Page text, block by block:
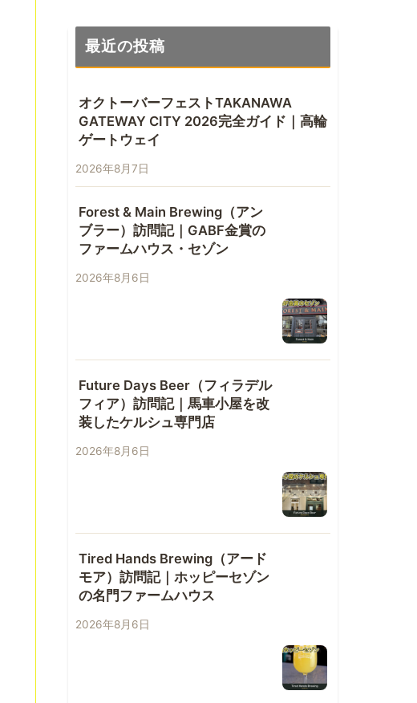
最近の投稿
オクトーバーフェストTAKANAWA
GATEWAY CITY 2026完全ガイド｜高輪
ゲートウェイ
2026年8月7日
Forest & Main Brewing（アン
ブラー）訪問記｜GABF金賞の
ファームハウス・セゾン
2026年8月6日
Future Days Beer（フィラデル
フィア）訪問記｜馬車小屋を改
装したケルシュ専門店
2026年8月6日
Tired Hands Brewing（アード
モア）訪問記｜ホッピーセゾン
の名門ファームハウス
2026年8月6日